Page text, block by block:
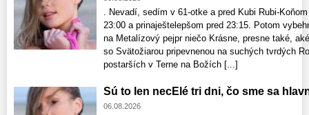
. Nevadí, sedím v 61-otke a pred Kubi Rubi-
23:00 a prinaještelepšom pred 23:15. Potom
na Metalízový pejpr niečo Krásne, presne také,
so Svätožiarou pripevnenou na suchých tvrdých
postarších v Terne na Božích [...]
Sú to len necElé tri dni, čo sme sa
06.08.2026